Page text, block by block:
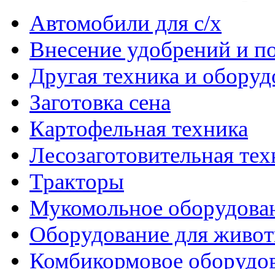
Автомобили для с/х
Внесение удобрений и
Другая техника и
Заготовка сена
Картофельная техника
Лесозаготовительная
Тракторы
Мукомольное
Оборудование для
Комбикормовое